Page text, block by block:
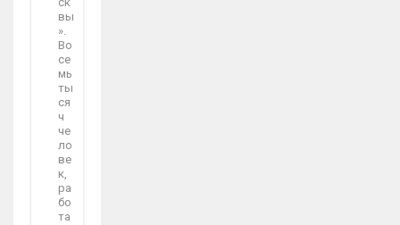
вы
».
Во
се
мь
ты
ся
ч
че
ло
ве
к,
ра
бо
та